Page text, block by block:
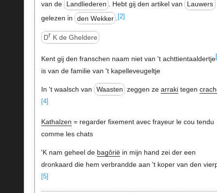
van de
Landliederen . Hebt gij den artikel van Lauwers
gelezen in
den Wekker . [2]
Dr K de Gheldere
Kent gij den franschen naam niet van 't achttientaaldertje
is van de familie van 't kapelleveugeltje
In 't waalsch van Waasten zeggen zearraki tegen
[4]
Kathalzen = regarder fixement avec frayeur le cou tendu
comme les chats
'K nam geheel de bagôriëin mijn hand zei der een
dronkaard die hem verbrandde aan 't koper van den
[5]